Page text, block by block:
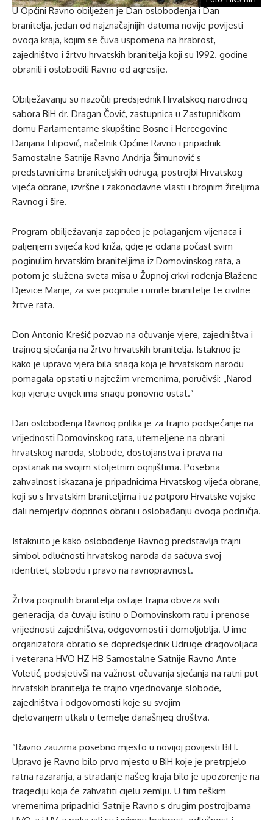
U Općini Ravno obilježen je Dan oslobođenja i Dan
branitelja, jedan od najznačajnijih datuma novije povijesti
ovoga kraja, kojim se čuva uspomena na hrabrost,
zajedništvo i žrtvu hrvatskih branitelja koji su 1992. godine
obranili i oslobodili Ravno od agresije.
Obilježavanju su nazočili predsjednik Hrvatskog narodnog
sabora BiH dr. Dragan Čović, zastupnica u Zastupničkom
domu Parlamentarne skupštine Bosne i Hercegovine
Darijana Filipović, načelnik Općine Ravno i pripadnik
Samostalne Satnije Ravno Andrija Šimunović s
predstavnicima braniteljskih udruga, postrojbi Hrvatskog
vijeća obrane, izvršne i zakonodavne vlasti i brojnim žiteljima
Ravnog i šire.
Program obilježavanja započeo je polaganjem vijenaca i
paljenjem svijeća kod križa, gdje je odana počast svim
poginulim hrvatskim braniteljima iz Domovinskog rata, a
potom je služena sveta misa u Župnoj crkvi rođenja Blažene
Djevice Marije, za sve poginule i umrle branitelje te civilne
žrtve rata.
Don Antonio Krešić pozvao na očuvanje vjere, zajedništva i
trajnog sjećanja na žrtvu hrvatskih branitelja. Istaknuo je
kako je upravo vjera bila snaga koja je hrvatskom narodu
pomagala opstati u najtežim vremenima, poručivši: „Narod
koji vjeruje uvijek ima snagu ponovno ustat.”
Dan oslobođenja Ravnog prilika je za trajno podsjećanje na
vrijednosti Domovinskog rata, utemeljene na obrani
hrvatskog naroda, slobode, dostojanstva i prava na
opstanak na svojim stoljetnim ognjištima. Posebna
zahvalnost iskazana je pripadnicima Hrvatskog vijeća obrane,
koji su s hrvatskim braniteljima i uz potporu Hrvatske vojske
dali nemjerljiv doprinos obrani i oslobađanju ovoga područja.
Istaknuto je kako oslobođenje Ravnog predstavlja trajni
simbol odlučnosti hrvatskog naroda da sačuva svoj
identitet, slobodu i pravo na ravnopravnost.
Žrtva poginulih branitelja ostaje trajna obveza svih
generacija, da čuvaju istinu o Domovinskom ratu i prenose
vrijednosti zajedništva, odgovornosti i domoljublja. U ime
organizatora obratio se dopredsjednik Udruge dragovoljaca
i veterana HVO HZ HB Samostalne Satnije Ravno Ante
Vuletić, podsjetivši na važnost očuvanja sjećanja na ratni put
hrvatskih branitelja te trajno vrjednovanje slobode,
zajedništva i odgovornosti koje su svojim
djelovanjem utkali u temelje današnjeg društva.
“Ravno zauzima posebno mjesto u novijoj povijesti BiH.
Upravo je Ravno bilo prvo mjesto u BiH koje je pretrpjelo
ratna razaranja, a stradanje našeg kraja bilo je upozorenje na
tragediju koja će zahvatiti cijelu zemlju. U tim teškim
vremenima pripadnici Satnije Ravno s drugim postrojbama